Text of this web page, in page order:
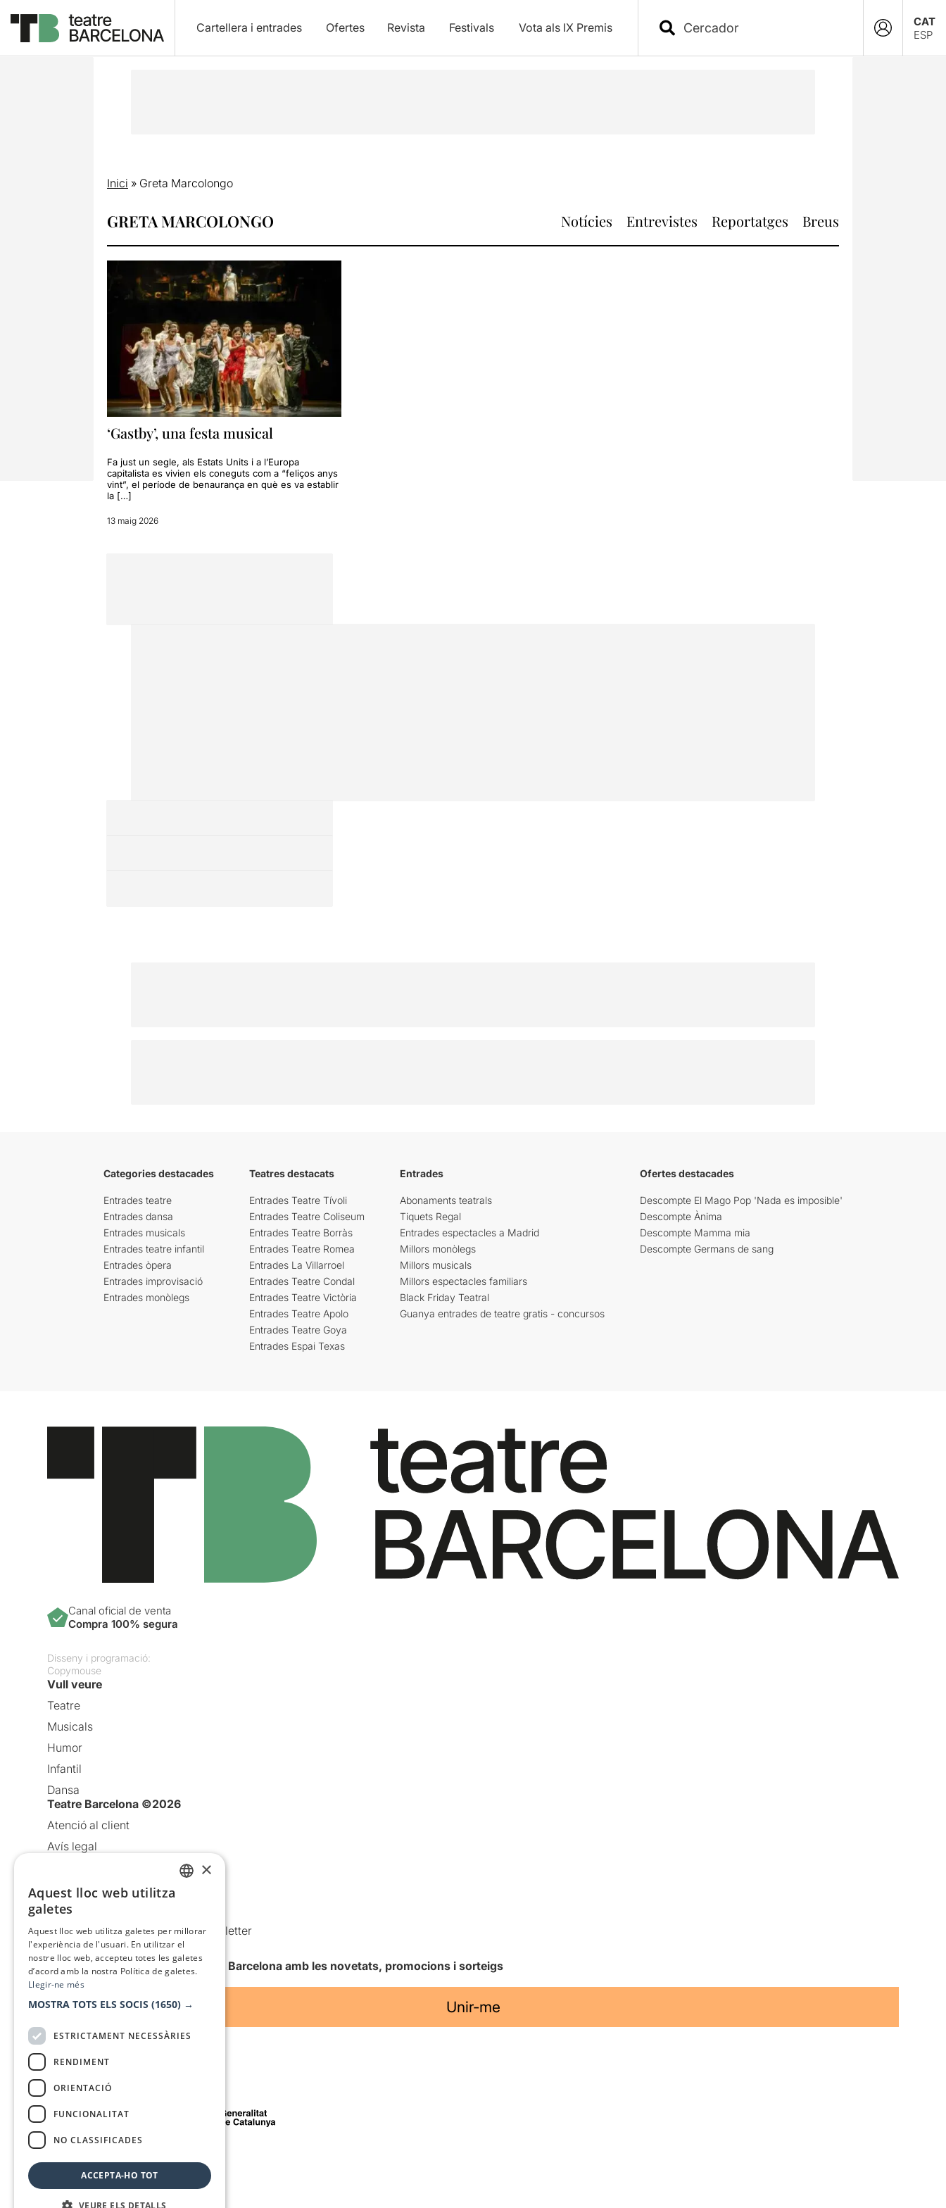
Cartellera i entrades Ofertes Revista Festivals Vota als IX Premis
CAT
ESP
Inici » Greta Marcolongo
GRETA MARCOLONGO Notícies Entrevistes Reportatges Breus
‘Gastby’, una festa musical
Fa just un segle, als Estats Units i a l’Europa
capitalista es vivien els coneguts com a “feliços anys
vint”, el període de benaurança en què es va establir
la […]
13 maig 2026
Categories destacades
Entrades teatre
Entrades dansa
Entrades musicals
Entrades teatre infantil
Entrades òpera
Entrades improvisació
Entrades monòlegs
Teatres destacats
Entrades Teatre Tívoli
Entrades Teatre Coliseum
Entrades Teatre Borràs
Entrades Teatre Romea
Entrades La Villarroel
Entrades Teatre Condal
Entrades Teatre Victòria
Entrades Teatre Apolo
Entrades Teatre Goya
Entrades Espai Texas
Entrades
Abonaments teatrals
Tiquets Regal
Entrades espectacles a Madrid
Millors monòlegs
Millors musicals
Millors espectacles familiars
Black Friday Teatral
Guanya entrades de teatre gratis - concursos
Ofertes destacades
Descompte El Mago Pop 'Nada es imposible'
Descompte Ànima
Descompte Mamma mia
Descompte Germans de sang
Canal oficial de venta
Compra 100% segura
Disseny i programació:
Copymouse
Vull veure
Teatre
Musicals
Humor
Infantil
Dansa
Teatre Barcelona ©2026
Atenció al client
Avís legal
Política de cookies
Condicions d’ús
Comunicacions comercials i Newsletter
Anuncia’t
Vull rebre la newsletter de Teatre Barcelona amb les novetats, promocions i sorteigs
Unir-me
Amb el suport de
×
Aquest lloc web utilitza
galetes
Aquest lloc web utilitza galetes per millorar
l'experiència de l'usuari. En utilitzar el
nostre lloc web, accepteu totes les galetes
d’acord amb la nostra Política de galetes.
Llegir-ne més
MOSTRA TOTS ELS SOCIS (1650) →
ESTRICTAMENT NECESSÀRIES
RENDIMENT
ORIENTACIÓ
FUNCIONALITAT
NO CLASSIFICADES
ACCEPTA-HO TOT
VEURE ELS DETALLS